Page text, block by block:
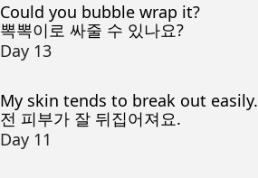
Could you bubble wrap it?
뽁뽁이로 싸줄 수 있나요?
Day 13
My skin tends to break out easily.
전 피부가 잘 뒤집어져요.
Day 11